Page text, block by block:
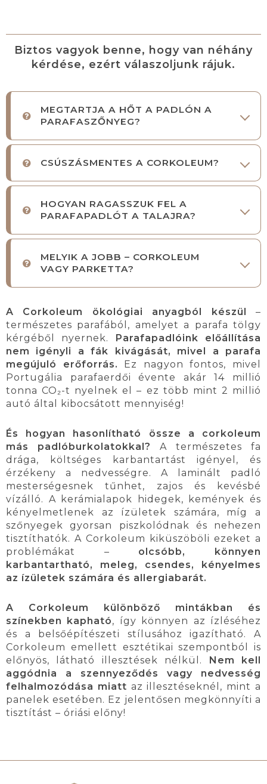
Biztos vagyok benne, hogy van néhány
kérdése, ezért válaszoljunk rájuk.
MEGTARTJA A HŐT A PADLÓN A
PARAFASZŐNYEG?
CSÚSZÁSMENTES A CORKOLEUM?
HOGYAN RAGASSZUK FEL A
PARAFAPADLÓT A TALAJRA?
MELYIK A JOBB – CORKOLEUM
VAGY PARKETTA?
A Corkoleum ökológiai anyagból készül
–
természetes parafából, amelyet a parafa tölgy
kérgéből nyernek.
Parafapadlóink előállítása
nem igényli a fák kivágását, mivel a parafa
megújuló erőforrás. Ez nagyon fontos, mivel
Portugália parafaerdői évente akár 14 millió
tonna CO₂-t nyelnek el – ez több mint 2 millió
autó által kibocsátott mennyiség!
És hogyan hasonlítható össze a corkoleum
más padlóburkolatokkal?
A természetes fa
drága, költséges karbantartást igényel, és
érzékeny a nedvességre. A laminált padló
mesterségesnek tűnhet, zajos és kevésbé
vízálló. A kerámialapok hidegek, kemények és
kényelmetlenek az ízületek számára, míg a
szőnyegek gyorsan piszkolódnak és nehezen
tisztíthatók. A Corkoleum kiküszöböli ezeket a
problémákat – olcsóbb, könnyen
karbantartható, meleg, csendes, kényelmes
az ízületek számára és allergiabarát.
A Corkoleum különböző mintákban és
színekben kapható, így könnyen az ízléséhez
és a belsőépítészeti stílusához igazítható. A
Corkoleum emellett esztétikai szempontból is
előnyös, látható illesztések nélkül.
Nem kell
aggódnia a szennyeződés vagy nedvesség
felhalmozódása miatt az illesztéseknél, mint a
panelek esetében. Ez jelentősen megkönnyíti a
tisztítást – óriási előny!